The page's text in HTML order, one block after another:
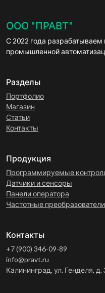
ООО "ПРАВТ"
С 2022 года
промышленной
Разделы
Портфолио
Магазин
Статьи
Контакты
Продукция
Программируемые
Датчики и сенсоры
Панели оператора
Частотные преобразователи
Контакты
+7 (900) 346-09-89
info@pravt.ru
Калининград, ул. Генделя, д.